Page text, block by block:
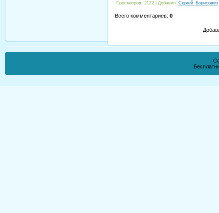
Просмотров: 2122 | Добавил: Сергей_Борисович
Всего комментариев: 0